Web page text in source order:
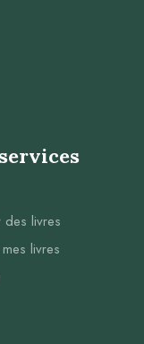
des livres
livres